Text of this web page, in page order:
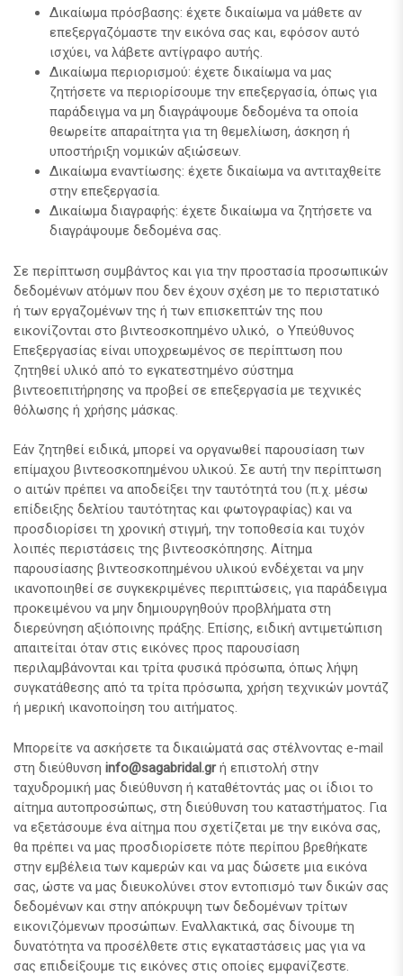
Δικαίωμα πρόσβασης: έχετε δικαίωμα να μάθετε αν
επεξεργαζόμαστε την εικόνα σας και, εφόσον αυτό
ισχύει, να λάβετε αντίγραφο αυτής.
Δικαίωμα περιορισμού: έχετε δικαίωμα να μας
ζητήσετε να περιορίσουμε την επεξεργασία, όπως για
παράδειγμα να μη διαγράψουμε δεδομένα τα οποία
θεωρείτε απαραίτητα για τη θεμελίωση, άσκηση ή
υποστήριξη νομικών αξιώσεων.
Δικαίωμα εναντίωσης: έχετε δικαίωμα να αντιταχθείτε
στην επεξεργασία.
Δικαίωμα διαγραφής: έχετε δικαίωμα να ζητήσετε να
διαγράψουμε δεδομένα σας.
Σε περίπτωση συμβάντος και για την προστασία προσωπικών
δεδομένων ατόμων που δεν έχουν σχέση με το περιστατικό
ή των εργαζομένων της ή των επισκεπτών της που
εικονίζονται στο βιντεοσκοπημένο υλικό, ο Υπεύθυνος
Επεξεργασίας είναι υποχρεωμένος σε περίπτωση που
ζητηθεί υλικό από το εγκατεστημένο σύστημα
βιντεοεπιτήρησης να προβεί σε επεξεργασία με τεχνικές
θόλωσης ή χρήσης μάσκας.
Εάν ζητηθεί ειδικά, μπορεί να οργανωθεί παρουσίαση των
επίμαχου βιντεοσκοπημένου υλικού. Σε αυτή την περίπτωση
ο αιτών πρέπει να αποδείξει την ταυτότητά του (π.χ. μέσω
επίδειξης δελτίου ταυτότητας και φωτογραφίας) και να
προσδιορίσει τη χρονική στιγμή, την τοποθεσία και τυχόν
λοιπές περιστάσεις της βιντεοσκόπησης. Αίτημα
παρουσίασης βιντεοσκοπημένου υλικού ενδέχεται να μην
ικανοποιηθεί σε συγκεκριμένες περιπτώσεις, για παράδειγμα
προκειμένου να μην δημιουργηθούν προβλήματα στη
διερεύνηση αξιόποινης πράξης. Επίσης, ειδική αντιμετώπιση
απαιτείται όταν στις εικόνες προς παρουσίαση
περιλαμβάνονται και τρίτα φυσικά πρόσωπα, όπως λήψη
συγκατάθεσης από τα τρίτα πρόσωπα, χρήση τεχνικών μοντάζ
ή μερική ικανοποίηση του αιτήματος.
Μπορείτε να ασκήσετε τα δικαιώματά σας στέλνοντας e-mail
στη διεύθυνση info@sagabridal.grή επιστολή στην
ταχυδρομική μας διεύθυνση ή καταθέτοντάς μας οι ίδιοι το
αίτημα αυτοπροσώπως, στη διεύθυνση του καταστήματος. Για
να εξετάσουμε ένα αίτημα που σχετίζεται με την εικόνα σας,
θα πρέπει να μας προσδιορίσετε πότε περίπου βρεθήκατε
στην εμβέλεια των καμερών και να μας δώσετε μια εικόνα
σας, ώστε να μας διευκολύνει στον εντοπισμό των δικών σας
δεδομένων και στην απόκρυψη των δεδομένων τρίτων
εικονιζόμενων προσώπων. Εναλλακτικά, σας δίνουμε τη
δυνατότητα να προσέλθετε στις εγκαταστάσεις μας για να
σας επιδείξουμε τις εικόνες στις οποίες εμφανίζεστε.